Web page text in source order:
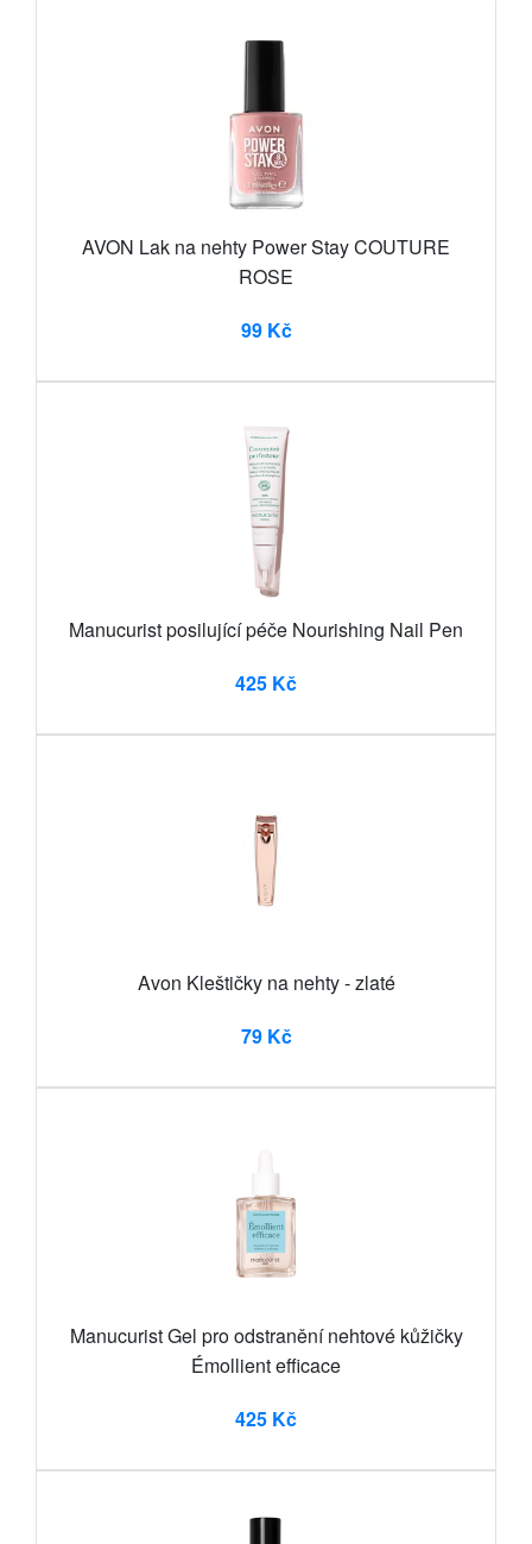
AVON Lak na nehty Power Stay COUTURE
ROSE
99 Kč
Manucurist posilující péče Nourishing Nail Pen
425 Kč
Avon Kleštičky na nehty - zlaté
79 Kč
Manucurist Gel pro odstranění nehtové kůžičky
Émollient efficace
425 Kč